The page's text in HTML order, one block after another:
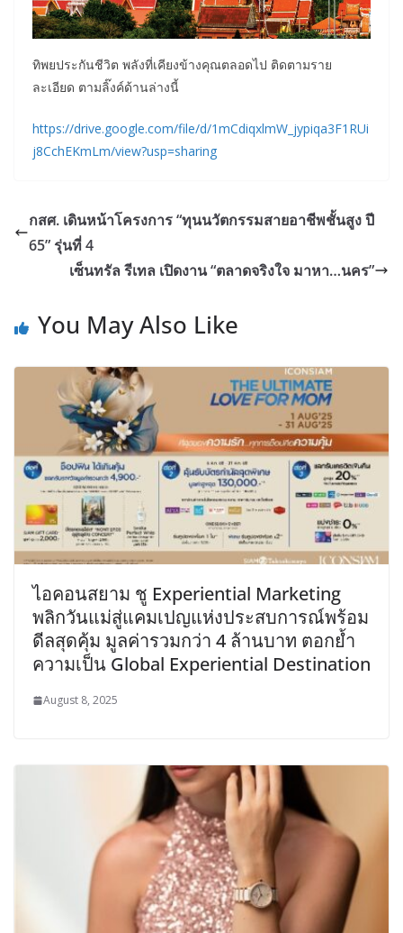
ทิพยประกันชีวิต พลังที่เคียงข้างคุณตลอดไป ติดตามราย
ละเอียด ตามลิ๊งค์ด้านล่างนี้
https://drive.google.com/file/d/1mCdiqxlmW_jypiqa3F1RUi
j8CchEKmLm/view?usp=sharing
กสศ. เดินหน้าโครงการ “ทุนนวัตกรรมสายอาชีพชั้นสูง ปี
65” รุ่นที่ 4
เซ็นทรัล รีเทล เปิดงาน “ตลาดจริงใจ มาหา…นคร”
You May Also Like
ไอคอนสยาม ชู Experiential Marketing
พลิกวันแม่สู่แคมเปญแห่งประสบการณ์พร้อม
ดีลสุดคุ้ม มูลค่ารวมกว่า 4 ล้านบาท ตอกย้ำ
ความเป็น Global Experiential Destination
August 8, 2025